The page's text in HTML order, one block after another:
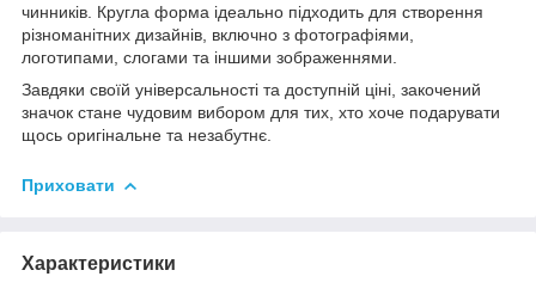
чинників. Кругла форма ідеально підходить для створення
різноманітних дизайнів, включно з фотографіями,
логотипами, слогами та іншими зображеннями.
Завдяки своїй універсальності та доступній ціні, закочений
значок стане чудовим вибором для тих, хто хоче подарувати
щось оригінальне та незабутнє.
Приховати
Характеристики